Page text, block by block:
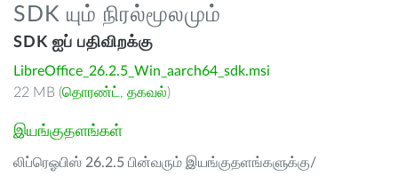
SDK யும் நிரல்மூலமும்
SDK ஐப் பதிவிறக்கு
LibreOffice_26.2.5_Win_aarch64_sdk.msi
22 MB (தொரண்ட் , தகவல்)
இயங்குதளங்கள்
லிப்ரெஓபிஸ் 26.2.5 பின்வரும் இயங்குதளங்களுக்கு/